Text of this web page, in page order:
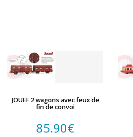
JOUEF 2 wagons avec feux de
fin de convoi
85.90€